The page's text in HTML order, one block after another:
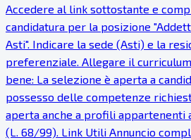
Accedere al link sottostante e
candidatura per la posizione
Asti". Indicare la sede (Asti) e la
preferenziale. Allegare il
bene: La selezione è aperta a
possesso delle competenze
aperta anche a profili
(L. 68/99). Link Utili Annuncio